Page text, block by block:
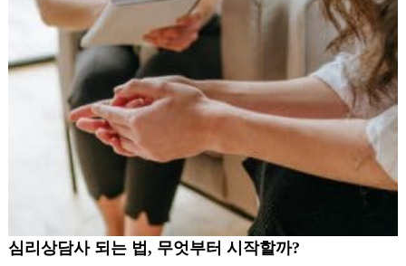
심리상담사 되는 법, 무엇부터 시작할까?